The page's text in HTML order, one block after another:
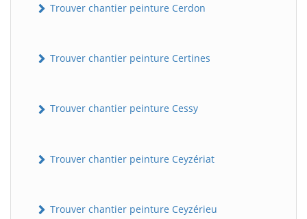
Trouver chantier peinture Cerdon
Trouver chantier peinture Certines
Trouver chantier peinture Cessy
Trouver chantier peinture Ceyzériat
Trouver chantier peinture Ceyzérieu